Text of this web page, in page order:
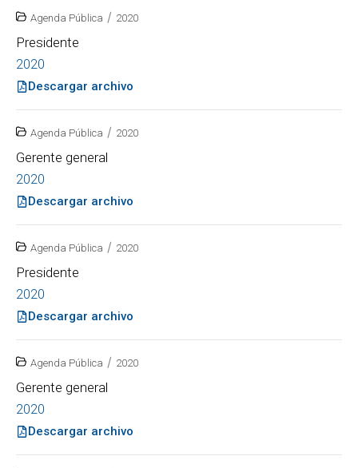
Agenda Pública / 2020
Presidente
2020
Descargar archivo
Agenda Pública / 2020
Gerente general
2020
Descargar archivo
Agenda Pública / 2020
Presidente
2020
Descargar archivo
Agenda Pública / 2020
Gerente general
2020
Descargar archivo